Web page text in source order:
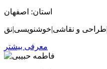
استان: اصفهان
معرفی بیشتر